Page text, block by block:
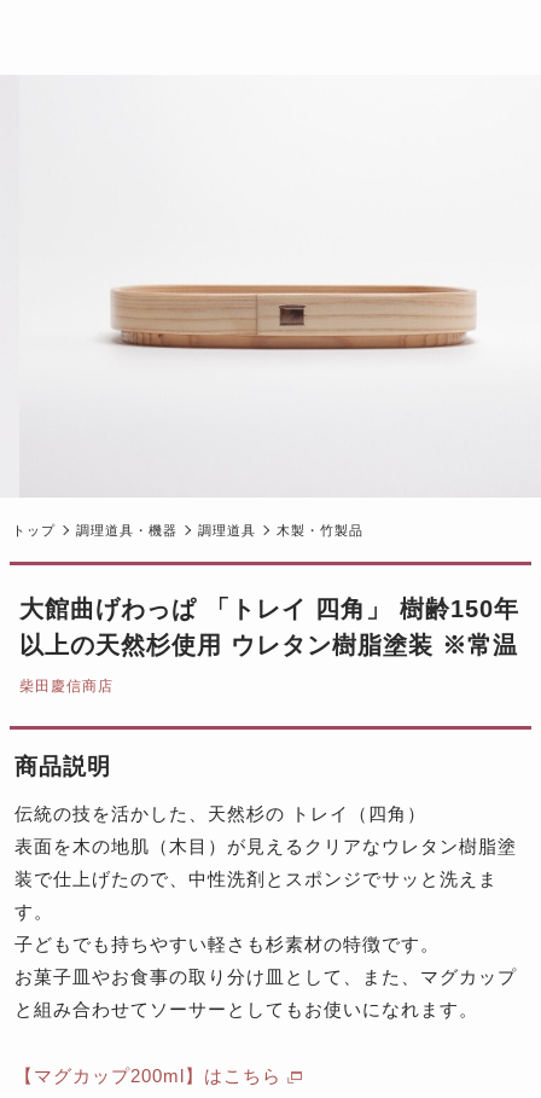
トップ 調理道具・機器 調理道具 木製・竹製品
大館曲げわっぱ 「トレイ 四角」 樹齢150年
以上の天然杉使用 ウレタン樹脂塗装 ※常温
柴田慶信商店
商品説明
伝統の技を活かした、天然杉の トレイ（四角）
表面を木の地肌（木目）が見えるクリアなウレタン樹脂塗
装で仕上げたので、中性洗剤とスポンジでサッと洗えま
す。
子どもでも持ちやすい軽さも杉素材の特徴です。
お菓子皿やお食事の取り分け皿として、また、マグカップ
と組み合わせてソーサーとしてもお使いになれます。
【マグカップ200ml】はこちら